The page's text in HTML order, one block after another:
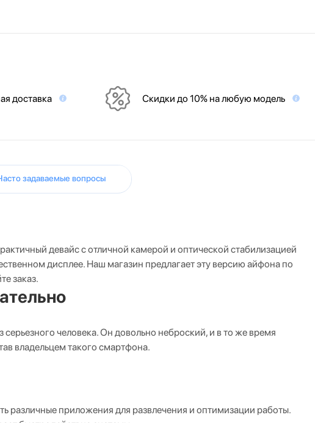
доставка Скидки до 10% на любую модель
задаваемые вопросы
девайс с отличной камерой и оптической стабилизацией
дисплее. Наш магазин предлагает эту версию айфона по
заказ.
человека. Он довольно неброский, и в то же время
владельцем такого смартфона.
различные приложения для развлечения и оптимизации работы.